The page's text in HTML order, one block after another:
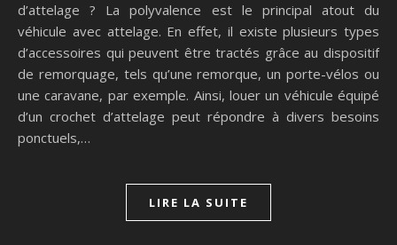
d’attelage ? La polyvalence est le principal atout du
véhicule avec attelage. En effet, il existe plusieurs types
d’accessoires qui peuvent être tractés grâce au dispositif
de remorquage, tels qu’une remorque, un porte-vélos ou
une caravane, par exemple. Ainsi, louer un véhicule équipé
d’un crochet d’attelage peut répondre à divers besoins
ponctuels,…
LIRE LA SUITE